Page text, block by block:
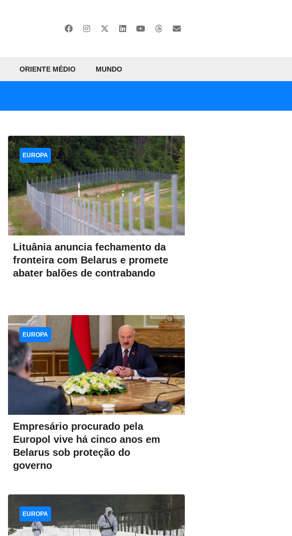
ORIENTE MÉDIO MUNDO
Lituânia anuncia fechamento da
fronteira com Belarus e promete
abater balões de contrabando
EUROPA
Empresário procurado pela
Europol vive há cinco anos em
Belarus sob proteção do
governo
EUROPA
EUROPA